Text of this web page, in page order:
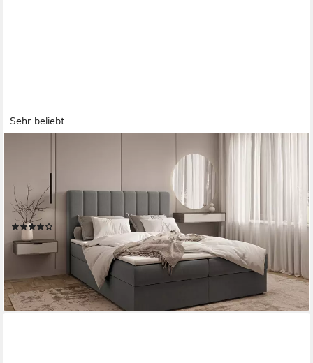
Sehr beliebt
Boxbett Bett 01 (Bonell, Topper, Doppelbett gepolstertes
Kopfteil mit Bettkasten Boxbett - 140x200 cm, aus Samt,
Polsterbett Kontinentalbett, dekorativem Kopfteil),
(BxHxT):143/163/183x113x214 cm
(109)
ab 659,00 € UVP899,00 €
-27%
lieferbar - in 4-5 Werktagen bei dir